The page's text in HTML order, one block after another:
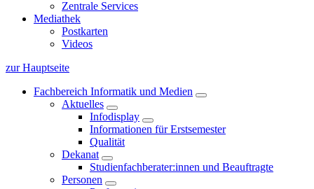
Zentrale Services
Mediathek
Postkarten
Videos
zur Hauptseite
Fachbereich Informatik und Medien
Aktuelles
Infodisplay
Informationen für Erstsemester
Qualität
Dekanat
Studienfachberater:innen und Beauftragte
Personen